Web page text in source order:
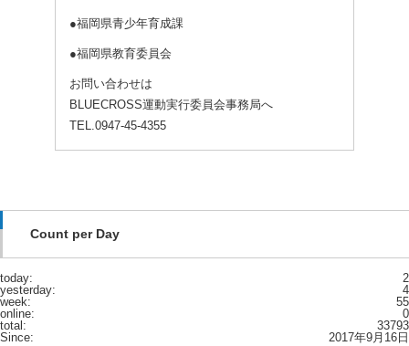
●福岡県青少年育成課
●福岡県教育委員会
お問い合わせは
BLUECROSS運動実行委員会事務局へ
TEL.0947-45-4355
Count per Day
2
today:
4
yesterday:
55
week:
0
online:
33793
total:
2017年9月16日
Since: